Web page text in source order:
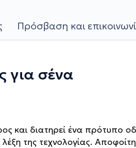
Πρόσβαση και
για σένα
και διατηρεί ένα πρότυπο
λέξη της τεχνολογίας.